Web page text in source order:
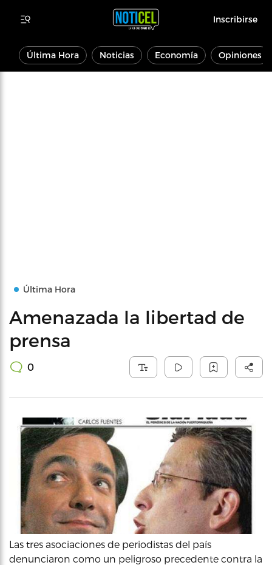
Inscribirse
Última Hora Noticias Economía Opiniones
Última Hora
Amenazada la libertad de
prensa
0
Las tres asociaciones de periodistas del país
denunciaron como un peligroso precedente contra la